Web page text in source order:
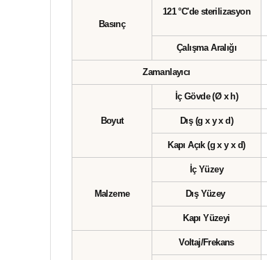
Basınç
121 °C'de sterilizasyon
Çalışma Aralığı
Zamanlayıcı
Boyut
İç Gövde (Ø x h)
Dış (g x y x d)
Kapı Açık(g x y x d)
Malzeme
İç Yüzey
Dış Yüzey
Kapı Yüzeyi
Voltaj/Frekans